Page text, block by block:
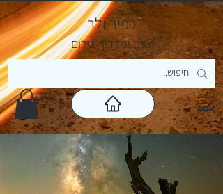
כפיר ולר
צלם ומדריך צילום